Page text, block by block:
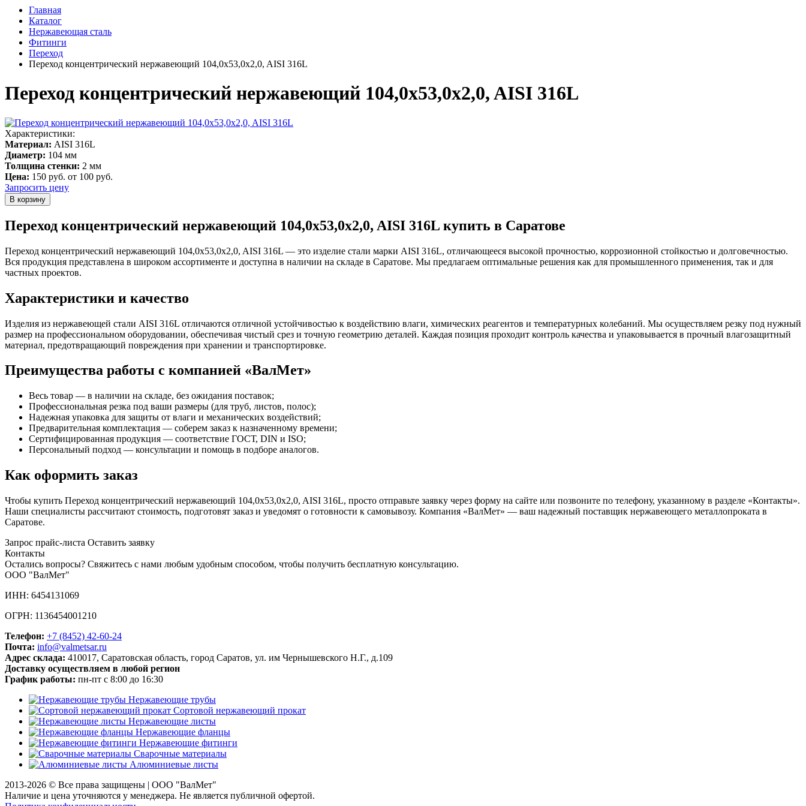
Главная
Каталог
Нержавеющая сталь
Фитинги
Переход
Переход концентрический нержавеющий 104,0х53,0x2,0, AISI 316L
Переход концентрический нержавеющий 104,0х53,0x2,0, AISI 316L
Характеристики:
Материал: AISI 316L
Диаметр: 104 мм
Толщина стенки: 2 мм
Цена: 150 руб. от 100 руб.
Запросить цену
Переход концентрический нержавеющий 104,0х53,0x2,0, AISI 316L купить в Саратове
Переход концентрический нержавеющий 104,0х53,0x2,0, AISI 316L — это изделие стали марки AISI 316L, отличающееся высокой прочностью, коррозионной стойкостью и долговечностью.
Вся продукция представлена в широком ассортименте и доступна в наличии на складе в Саратове. Мы предлагаем оптимальные решения как для промышленного применения, так и для
частных проектов.
Характеристики и качество
Изделия из нержавеющей стали AISI 316L отличаются отличной устойчивостью к воздействию влаги, химических реагентов и температурных колебаний. Мы осуществляем резку под нужный
размер на профессиональном оборудовании, обеспечивая чистый срез и точную геометрию деталей. Каждая позиция проходит контроль качества и упаковывается в прочный влагозащитный
материал, предотвращающий повреждения при хранении и транспортировке.
Преимущества работы с компанией «ВалМет»
Весь товар — в наличии на складе, без ожидания поставок;
Профессиональная резка под ваши размеры (для труб, листов, полос);
Надежная упаковка для защиты от влаги и механических воздействий;
Предварительная комплектация — соберем заказ к назначенному времени;
Сертифицированная продукция — соответствие ГОСТ, DIN и ISO;
Персональный подход — консультации и помощь в подборе аналогов.
Как оформить заказ
Чтобы купить Переход концентрический нержавеющий 104,0х53,0x2,0, AISI 316L, просто отправьте заявку через форму на сайте или позвоните по телефону, указанному в разделе «Контакты».
Наши специалисты рассчитают стоимость, подготовят заказ и уведомят о готовности к самовывозу. Компания «ВалМет» — ваш надежный поставщик нержавеющего металлопроката в
Саратове.
Запрос прайс-листа Оставить заявку
Контакты
Остались вопросы? Свяжитесь с нами любым удобным способом, чтобы получить бесплатную консультацию.
ООО "ВалМет"
ИНН: 6454131069
ОГРН: 1136454001210
Телефон: +7 (8452) 42-60-24
Почта: info@valmetsar.ru
Адрес склада: 410017, Саратовская область, город Саратов, ул. им Чернышевского Н.Г., д.109
Доставку осуществляем в любой регион
График работы: пн-пт с 8:00 до 16:30
Нержавеющие трубы
Сортовой нержавеющий прокат
Нержавеющие листы
Нержавеющие фланцы
Нержавеющие фитинги
Сварочные материалы
Алюминиевые листы
2013-2026 © Все права защищены | ООО "ВалМет"
Наличие и цена уточняются у менеджера. Не является публичной офертой.